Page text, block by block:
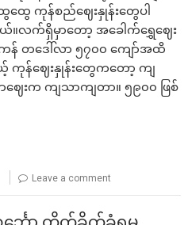
ကုန်စည်ဈေးနှုန်းတွေပါ
။လက်ရှိမှာတော့ အခေါက်ရွှေဈေး
န် တဒေါ်လာ ၅၇၀၀ ကျော်အထိ
ယ့် ကုန်ဈေးနှုန်းတွေကတော့ ကျ
ာဈေးက ကျသာကျတာ။ ၅၉၀၀ ဖြစ်
Leave a comment